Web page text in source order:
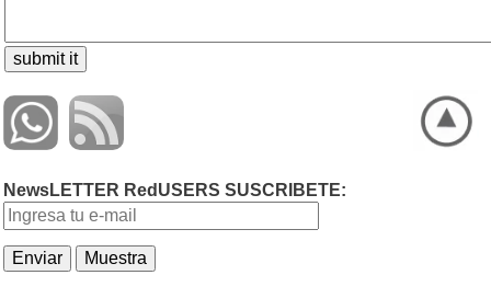
NewsLETTER RedUSERS SUSCRIBETE: